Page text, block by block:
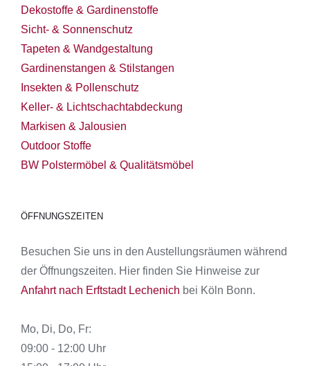
Dekostoffe & Gardinenstoffe
Sicht- & Sonnenschutz
Tapeten & Wandgestaltung
Gardinenstangen & Stilstangen
Insekten & Pollenschutz
Keller- & Lichtschachtabdeckung
Markisen & Jalousien
Outdoor Stoffe
BW Polstermöbel & Qualitätsmöbel
ÖFFNUNGSZEITEN
Besuchen Sie uns in den Austellungsräumen während
der Öffnungszeiten. Hier finden Sie Hinweise zur
Anfahrt nach Erftstadt Lechenich bei Köln Bonn.
Mo, Di, Do, Fr:
09:00 - 12:00 Uhr